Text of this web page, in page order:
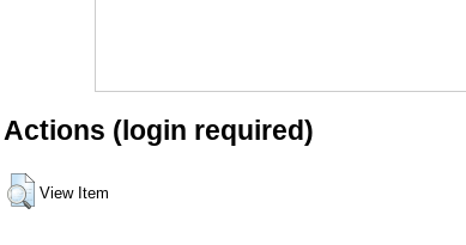
Actions (login required)
View Item